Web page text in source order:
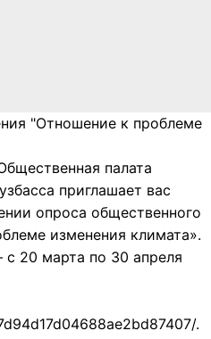
"Отношение к проблеме
палата
приглашает вас
опроса общественного
изменения климата».
с 20 марта по 30 апреля
.